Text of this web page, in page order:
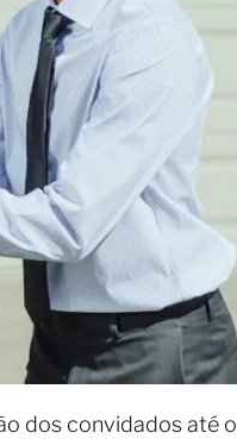
dos convidados até o